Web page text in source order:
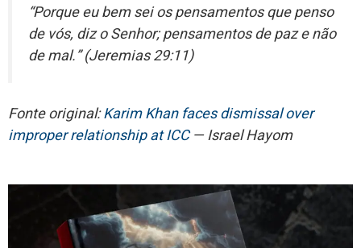
“Porque eu bem sei os pensamentos que penso
de vós, diz o Senhor; pensamentos de paz e não
de mal.” (Jeremias 29:11)
Fonte original:Karim Khan faces dismissal over
improper relationship at ICC— Israel Hayom